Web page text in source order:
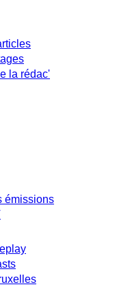
la rédac'
émissions